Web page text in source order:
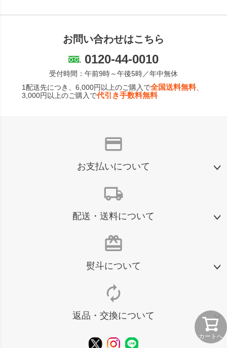
カートへ
お問い合わせはこちら
0120-44-0010
受付時間：午前9時～午後5時／年中無休
1配送先につき、6,000円以上のご購入で全国送料無料、
3,000円以上のご購入で代引き手数料無料
credit_card
お支払いについて
local_shipping
配送・送料について
card_giftcard
熨斗について
autorenew
返品・交換について